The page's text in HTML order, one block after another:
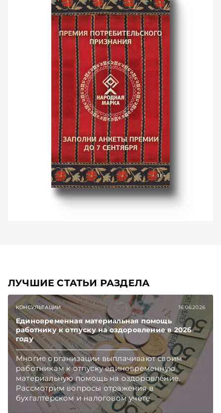
ЛУЧШИЕ СТАТЬИ РАЗДЕЛА
КОНСУЛЬТАЦИИ 16.06.2026
Единовременная материальная помощь
работнику к отпуску на оздоровление в 2026
году
Многие организации выплачивают своим
работникам к отпуску единовременную
материальную помощь на оздоровление.
Рассмотрим вопросы отражения в
бухгалтерском и налоговом учете
хозяйственных операций по начислению и